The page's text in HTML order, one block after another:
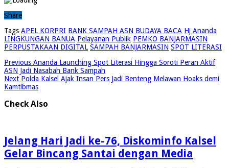
Share
Tags APEL KORPRI BANK SAMPAH ASN BUDAYA BACA Hj Ananda
LINGKUNGAN BANUA Pelayanan Publik PEMKO BANJARMASIN
PERPUSTAKAAN DIGITAL SAMPAH BANJARMASIN SPOT LITERASI
Previous Ananda Launching Spot Literasi Hingga Soroti Peran Aktif
ASN Jadi Nasabah Bank Sampah
Next Polda Kalsel Ajak Insan Pers Jadi Benteng Melawan Hoaks demi
Kamtibmas
Check Also
Jelang Hari Jadi ke-76, Diskominfo Kalsel
Gelar Bincang Santai dengan Media